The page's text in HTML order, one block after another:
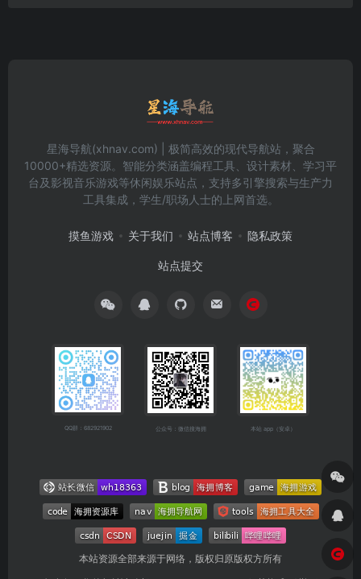
星海导航(xhnav.com) | 极简高效的现代导航站，聚合
10000+精选资源。智能分类涵盖编程工具、设计素材、学习平
台及影视音乐游戏等休闲娱乐站点，支持多引擎搜索与生产力
工具集成，学生/职场人士的上网首选。
摸鱼游戏 关于我们 站点博客 隐私政策
站点提交
QQ群：682921902 公众号：微信搜海拥 本站 app（安卓）
本站资源全部来源于网络，版权归原版权方所有